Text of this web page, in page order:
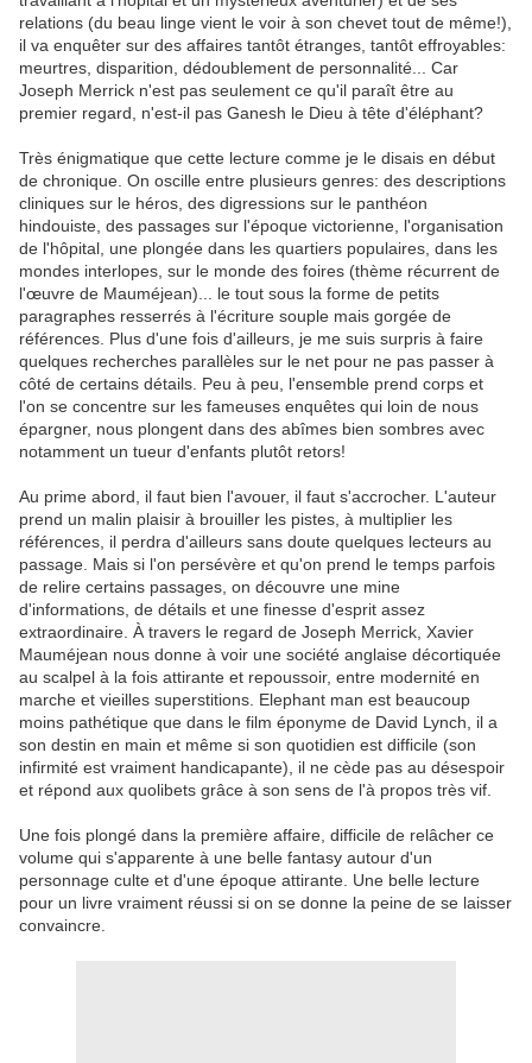
relations (du beau linge vient le voir à son chevet tout de même!),
il va enquêter sur des affaires tantôt étranges, tantôt effroyables:
meurtres, disparition, dédoublement de personnalité... Car
Joseph Merrick n'est pas seulement ce qu'il paraît être au
premier regard, n'est-il pas Ganesh le Dieu à tête d'éléphant?
Très énigmatique que cette lecture comme je le disais en début
de chronique. On oscille entre plusieurs genres: des descriptions
cliniques sur le héros, des digressions sur le panthéon
hindouiste, des passages sur l'époque victorienne, l'organisation
de l'hôpital, une plongée dans les quartiers populaires, dans les
mondes interlopes, sur le monde des foires (thème récurrent de
l'œuvre de Mauméjean)... le tout sous la forme de petits
paragraphes resserrés à l'écriture souple mais gorgée de
références. Plus d'une fois d'ailleurs, je me suis surpris à faire
quelques recherches parallèles sur le net pour ne pas passer à
côté de certains détails. Peu à peu, l'ensemble prend corps et
l'on se concentre sur les fameuses enquêtes qui loin de nous
épargner, nous plongent dans des abîmes bien sombres avec
notamment un tueur d'enfants plutôt retors!
Au prime abord, il faut bien l'avouer, il faut s'accrocher. L'auteur
prend un malin plaisir à brouiller les pistes, à multiplier les
références, il perdra d'ailleurs sans doute quelques lecteurs au
passage. Mais si l'on persévère et qu'on prend le temps parfois
de relire certains passages, on découvre une mine
d'informations, de détails et une finesse d'esprit assez
extraordinaire. À travers le regard de Joseph Merrick, Xavier
Mauméjean nous donne à voir une société anglaise décortiquée
au scalpel à la fois attirante et repoussoir, entre modernité en
marche et vieilles superstitions. Elephant man est beaucoup
moins pathétique que dans le film éponyme de David Lynch, il a
son destin en main et même si son quotidien est difficile (son
infirmité est vraiment handicapante), il ne cède pas au désespoir
et répond aux quolibets grâce à son sens de l'à propos très vif.
Une fois plongé dans la première affaire, difficile de relâcher ce
volume qui s'apparente à une belle fantasy autour d'un
personnage culte et d'une époque attirante. Une belle lecture
pour un livre vraiment réussi si on se donne la peine de se laisser
convaincre.